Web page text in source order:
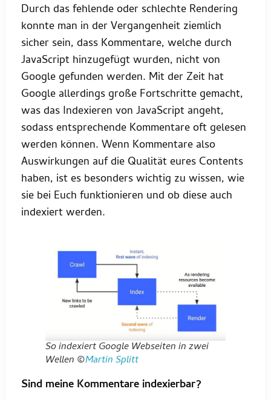
Durch das fehlende oder schlechte Rendering
konnte man in der Vergangenheit ziemlich
sicher sein, dass Kommentare, welche durch
JavaScript hinzugefügt wurden, nicht von
Google gefunden werden. Mit der Zeit hat
Google allerdings große Fortschritte gemacht,
was das Indexieren von JavaScript angeht,
sodass entsprechende Kommentare oft gelesen
werden können. Wenn Kommentare also
Auswirkungen auf die Qualität eures Contents
haben, ist es besonders wichtig zu wissen, wie
sie bei Euch funktionieren und ob diese auch
indexiert werden.
So indexiert Google Webseiten in zwei
Wellen ©Martin Splitt
Sind meine Kommentare indexierbar?